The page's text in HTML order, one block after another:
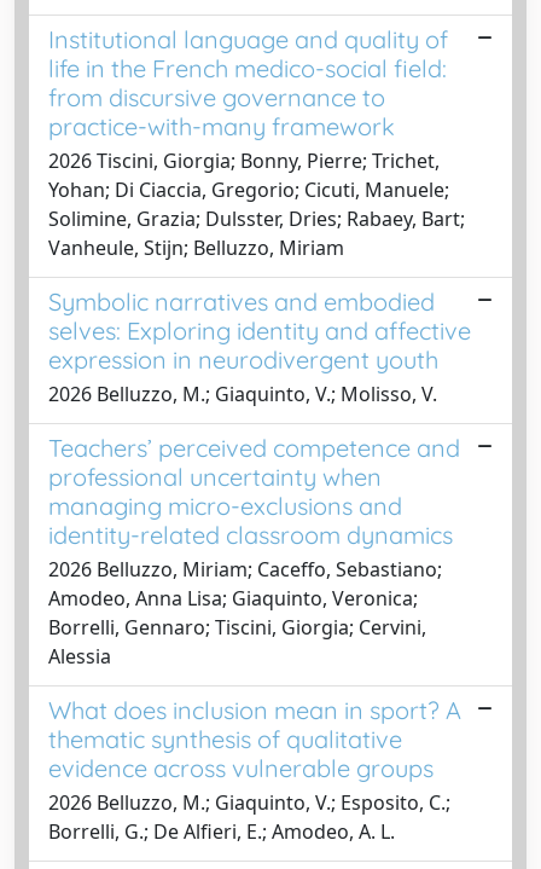
Institutional language and quality of
life in the French medico-social field:
from discursive governance to
practice-with-many framework
2026 Tiscini, Giorgia; Bonny, Pierre; Trichet,
Yohan; Di Ciaccia, Gregorio; Cicuti, Manuele;
Solimine, Grazia; Dulsster, Dries; Rabaey, Bart;
Vanheule, Stijn; Belluzzo, Miriam
Symbolic narratives and embodied
selves: Exploring identity and affective
expression in neurodivergent youth
2026 Belluzzo, M.; Giaquinto, V.; Molisso, V.
Teachers’ perceived competence and
professional uncertainty when
managing micro-exclusions and
identity-related classroom dynamics
2026 Belluzzo, Miriam; Caceffo, Sebastiano;
Amodeo, Anna Lisa; Giaquinto, Veronica;
Borrelli, Gennaro; Tiscini, Giorgia; Cervini,
Alessia
What does inclusion mean in sport? A
thematic synthesis of qualitative
evidence across vulnerable groups
2026 Belluzzo, M.; Giaquinto, V.; Esposito, C.;
Borrelli, G.; De Alfieri, E.; Amodeo, A. L.